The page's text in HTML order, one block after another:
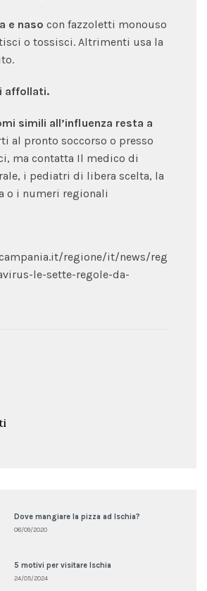
e naso con fazzoletti monouso
o tossisci. Altrimenti usa la
affollati.
simili all’influenza resta a
al pronto soccorso o presso
ma contatta Il medico di
i pediatri di libera scelta, la
o i numeri regionali
regione/it/news/regione-
le-sette-regole-da-
Dove mangiare la pizza ad Ischia?
08/09/2020
5 motivi per visitare Ischia
24/05/2024